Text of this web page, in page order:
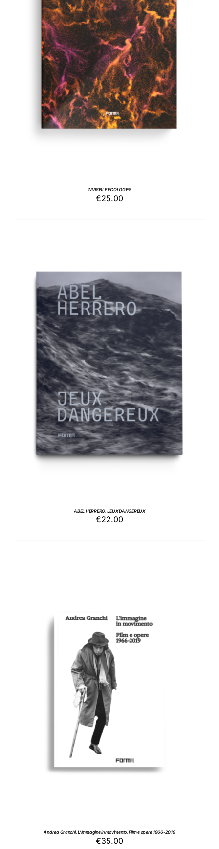
AGGIUNGI AL CARRELLO / DETTAGLI
INVISIBLE ECOLOGIES
€25.00
AGGIUNGI AL CARRELLO / DETTAGLI
ABEL HERRERO. JEUX DANGEREUX
€22.00
AGGIUNGI AL CARRELLO
Andrea Granchi. L’immagine in movimento. Film e opere 1966-2019
€35.00